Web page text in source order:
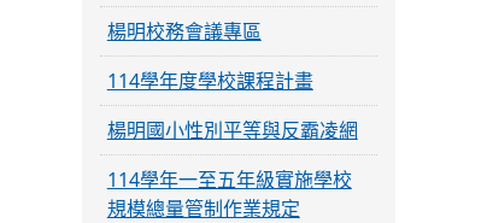
楊明校務會議專區
114學年度學校課程計畫
楊明國小性別平等與反霸凌網
114學年一至五年級實施學校
規模總量管制作業規定